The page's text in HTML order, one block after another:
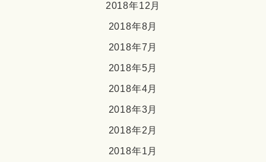
2018年12月
2018年8月
2018年7月
2018年5月
2018年4月
2018年3月
2018年2月
2018年1月